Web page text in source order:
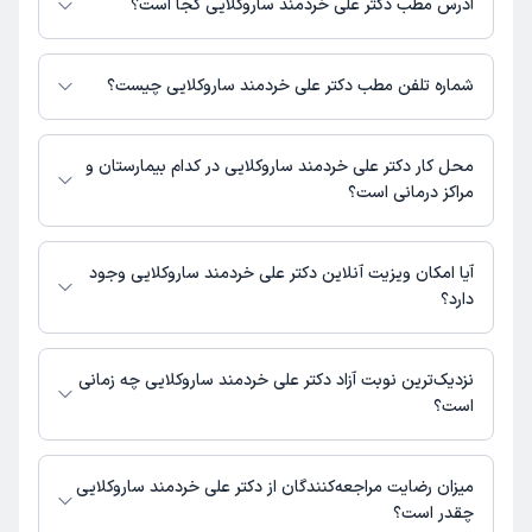
آدرس مطب دکتر علی خردمند ساروکلایی کجا است؟
دکتر علی خردمند ساروکلایی 1 مطب فعال دارند. آدرس مطب‌های دکتر علی
خردمند ساروکلایی به شرح زیر است.
امین 29، واحد 402
شماره تلفن مطب دکتر علی خردمند ساروکلایی چیست؟
مطب خیابان ساری : 01142216234
محل کار دکتر علی خردمند ساروکلایی در کدام بیمارستان و
مراکز درمانی است؟
اطلاعاتی درباره محل فعالیت دکتر علی خردمند ساروکلایی در مراکز درمانی در
دسترس نیست.
آیا امکان ویزیت آنلاین دکتر علی خردمند ساروکلایی وجود
دارد؟
در حال حاضر اطلاعاتی درباره ارائه ویزیت آنلاین توسط دکتر علی خردمند
ساروکلایی در دسترس نیست. برای دریافت اطلاعات دقیق‌تر، لطفاً با مطب تماس
بگیرید.
نزدیک‌ترین نوبت آزاد دکتر علی خردمند ساروکلایی چه زمانی
است؟
دکتر علی خردمند ساروکلایی از روز یکشنبه 18 مرداد 1405 بیمار جدید می‌پذیرند.
میزان رضایت مراجعه‌کنندگان از دکتر علی خردمند ساروکلایی
چقدر است؟